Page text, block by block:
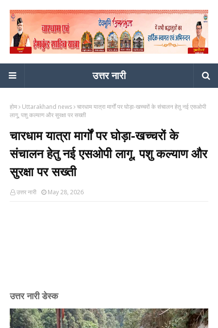
उत्तर नारी
होम Uttarakhand news चारधाम यात्रा मार्गों पर घोड़ा-खच्चरों के संचालन हेतु नई एसओपी
लागू, पशु कल्याण और सुरक्षा पर सख्ती
चारधाम यात्रा मार्गों पर घोड़ा-खच्चरों के
संचालन हेतु नई एसओपी लागू, पशु कल्याण और
सुरक्षा पर सख्ती
उत्तर नारी May 28, 2026
उत्तर नारी डेस्क